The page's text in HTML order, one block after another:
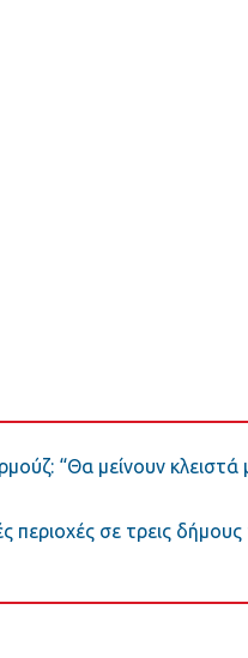
“Θα μείνουν κλειστά
σε τρεις δήμους